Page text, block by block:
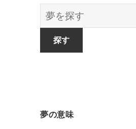
夢
の
夢の意味